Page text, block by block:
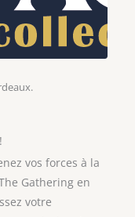
vos forces à la
Gathering en
votre